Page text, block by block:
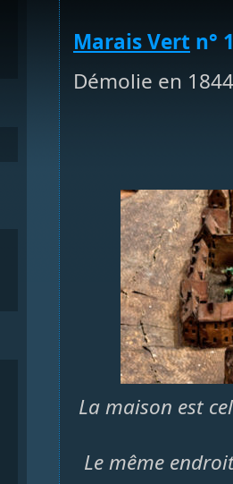
Marais Vert n°
Démolie en
La maison est
Le même